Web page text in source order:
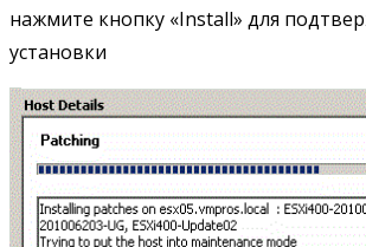
нажмите кнопку «Install» для
установки